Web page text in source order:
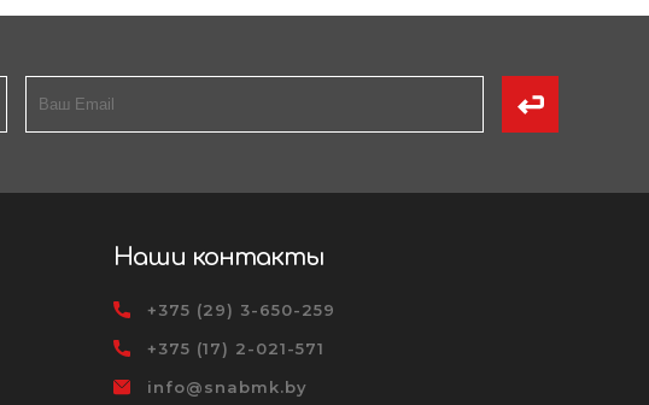
Наши контакты
+375 (29) 3-650-259
+375 (17) 2-021-571
info@snabmk.by